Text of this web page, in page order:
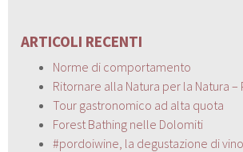
ARTICOLI RECENTI
Norme di comportamento
Ritornare alla Natura per la Natura –
Tour gastronomico ad alta quota
Forest Bathing nelle Dolomiti
#pordoiwine, la degustazione di